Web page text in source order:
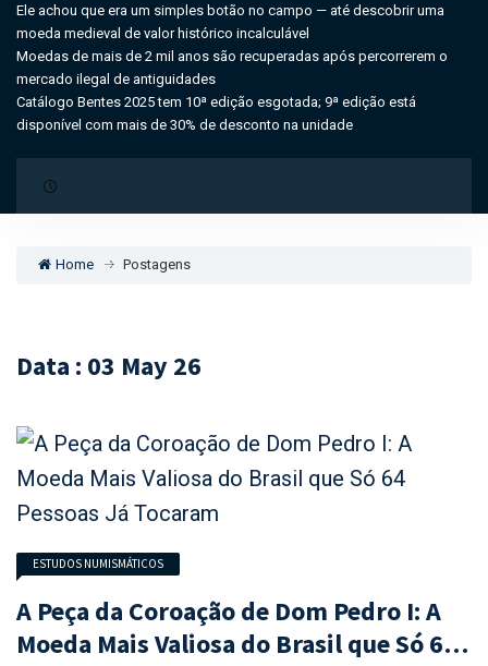
Ele achou que era um simples botão no campo — até descobrir uma
moeda medieval de valor histórico incalculável
Moedas de mais de 2 mil anos são recuperadas após percorrerem o
mercado ilegal de antiguidades
Catálogo Bentes 2025 tem 10ª edição esgotada; 9ª edição está
disponível com mais de 30% de desconto na unidade
Home Postagens
Data : 03 May 26
ESTUDOS NUMISMÁTICOS
A Peça da Coroação de Dom Pedro I: A
Moeda Mais Valiosa do Brasil que Só 64